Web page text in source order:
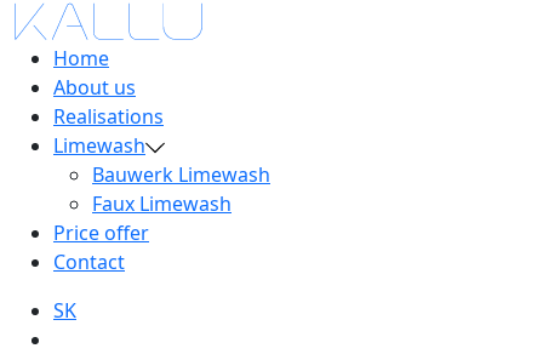
Home
About us
Realisations
Limewash
Bauwerk Limewash
Faux Limewash
Price offer
Contact
SK